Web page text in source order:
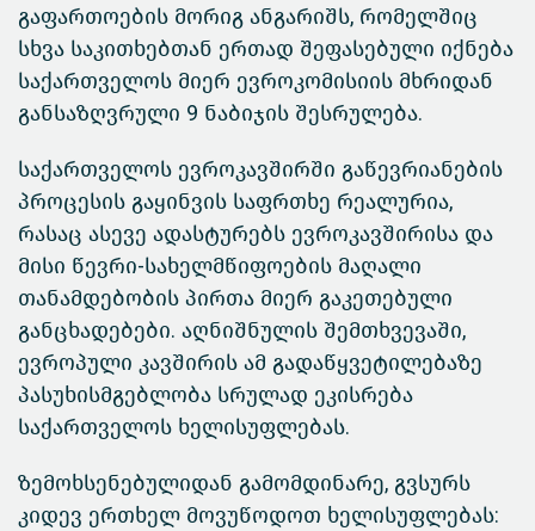
გაფართოების მორიგ ანგარიშს, რომელშიც
სხვა საკითხებთან ერთად შეფასებული იქნება
საქართველოს მიერ ევროკომისიის მხრიდან
განსაზღვრული 9 ნაბიჯის შესრულება.
საქართველოს ევროკავშირში გაწევრიანების
პროცესის გაყინვის საფრთხე რეალურია,
რასაც ასევე ადასტურებს ევროკავშირისა და
მისი წევრი-სახელმწიფოების მაღალი
თანამდებობის პირთა მიერ გაკეთებული
განცხადებები. აღნიშნულის შემთხვევაში,
ევროპული კავშირის ამ გადაწყვეტილებაზე
პასუხისმგებლობა სრულად ეკისრება
საქართველოს ხელისუფლებას.
ზემოხსენებულიდან გამომდინარე, გვსურს
კიდევ ერთხელ მოვუწოდოთ ხელისუფლებას: